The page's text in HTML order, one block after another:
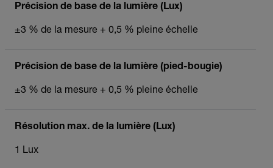
Précision de base de la lumière (Lux)
±3 % de la mesure + 0,5 % pleine échelle
Précision de base de la lumière (pied-bougie)
±3 % de la mesure + 0,5 % pleine échelle
Résolution max. de la lumière (Lux)
1 Lux